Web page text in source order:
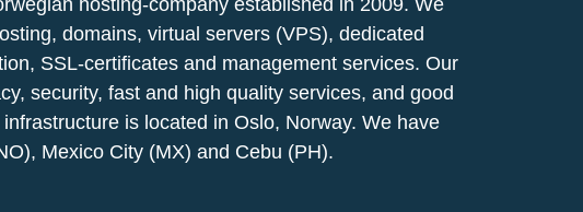
hosting-company established in 2009. We
domains, virtual servers (VPS), dedicated
SSL-certificates and management services. Our
security, fast and high quality services, and good
is located in Oslo, Norway. We have
Mexico City (MX) and Cebu (PH).